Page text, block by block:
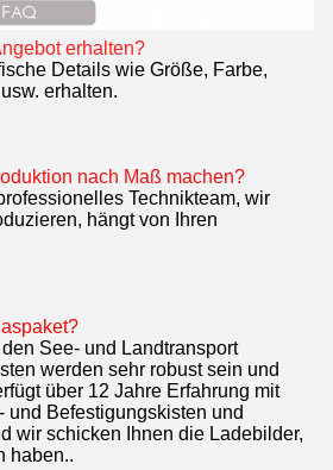
erhalten?
Details wie Größe, Farbe,
erhalten.
nach Maß machen?
Technikteam, wir
hängt von Ihren
See- und Landtransport
werden sehr robust sein und
über 12 Jahre Erfahrung mit
und Befestigungskisten und
wir schicken Ihnen die Ladebilder,
haben..